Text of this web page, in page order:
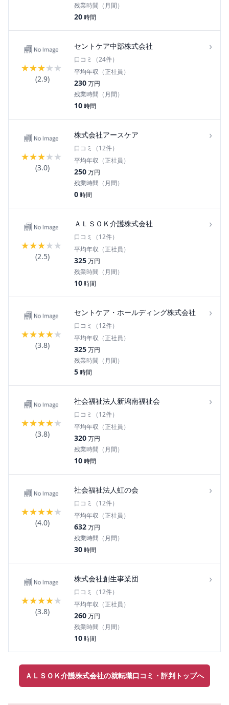
残業時間（月間）
20時間
★★★★★
(2.9)
セントケア中部株式会社 ›
口コミ（24件）
平均年収（正社員）
230万円
残業時間（月間）
10時間
★★★★★
(3.0)
株式会社アースケア ›
口コミ（12件）
平均年収（正社員）
250万円
残業時間（月間）
0時間
★★★★★
(2.5)
ＡＬＳＯＫ介護株式会社 ›
口コミ（12件）
平均年収（正社員）
325万円
残業時間（月間）
10時間
★★★★★
(3.8)
セントケア・ホールディング株式会社 ›
口コミ（12件）
平均年収（正社員）
325万円
残業時間（月間）
5時間
★★★★★
(3.8)
社会福祉法人新潟南福祉会 ›
口コミ（12件）
平均年収（正社員）
320万円
残業時間（月間）
10時間
★★★★★
(4.0)
社会福祉法人虹の会 ›
口コミ（12件）
平均年収（正社員）
632万円
残業時間（月間）
30時間
★★★★★
(3.8)
株式会社創生事業団 ›
口コミ（12件）
平均年収（正社員）
260万円
残業時間（月間）
10時間
ＡＬＳＯＫ介護株式会社の就転職口コミ・評判トップへ